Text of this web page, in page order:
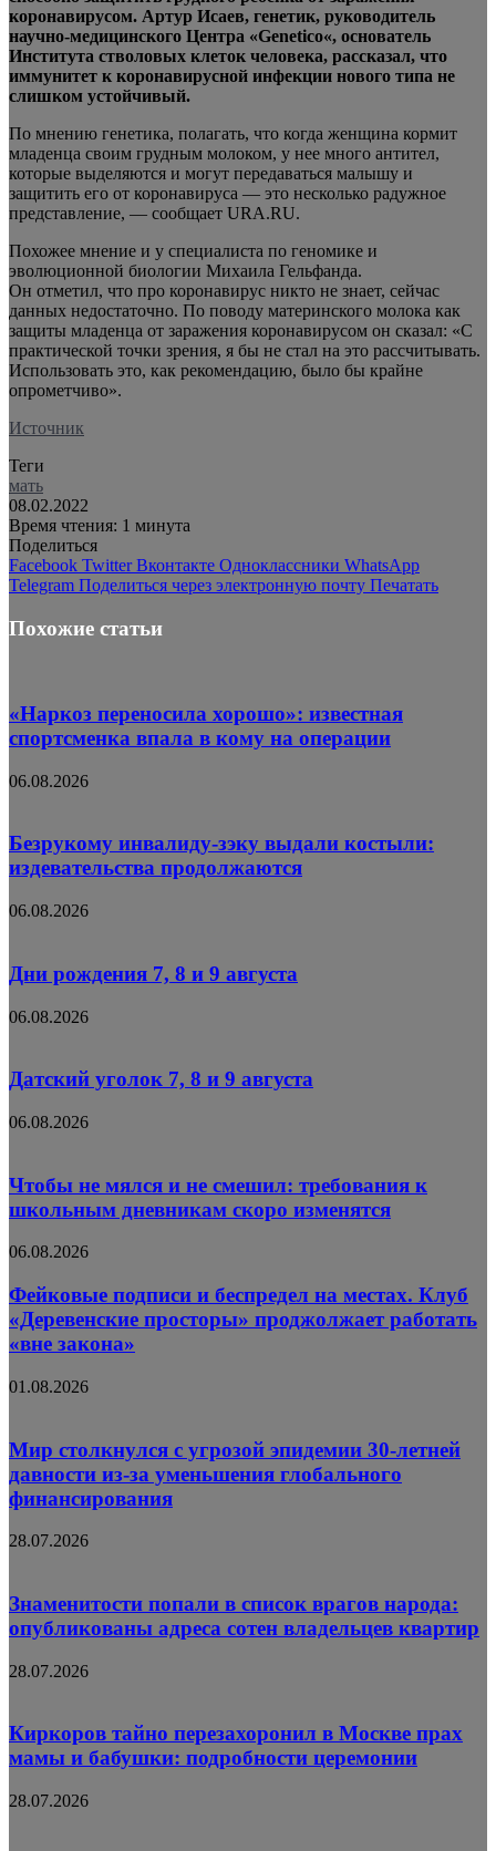
коронавирусом. Артур Исаев, генетик, руководитель
научно-медицинского Центра «Genetico«, основатель
Института стволовых клеток человека, рассказал, что
иммунитет к коронавирусной инфекции нового типа не
слишком устойчивый.
По мнению генетика, полагать, что когда женщина кормит
младенца своим грудным молоком, у нее много антител,
которые выделяются и могут передаваться малышу и
защитить его от коронавируса — это несколько радужное
представление, — сообщает URA.RU.
Похожее мнение и у специалиста по геномике и
эволюционной биологии Михаила Гельфанда.
Он отметил, что про коронавирус никто не знает, сейчас
данных недостаточно. По поводу материнского молока как
защиты младенца от заражения коронавирусом он сказал: «С
практической точки зрения, я бы не стал на это рассчитывать.
Использовать это, как рекомендацию, было бы крайне
опрометчиво».
Источник
Теги
мать
08.02.2022
Время чтения: 1 минута
Поделиться
Facebook Twitter Вконтакте Одноклассники WhatsApp
Telegram Поделиться через электронную почту Печатать
Похожие статьи
«Наркоз переносила хорошо»: известная
спортсменка впала в кому на операции
06.08.2026
Безрукому инвалиду-зэку выдали костыли:
издевательства продолжаются
06.08.2026
Дни рождения 7, 8 и 9 августа
06.08.2026
Датский уголок 7, 8 и 9 августа
06.08.2026
Чтобы не мялся и не смешил: требования к
школьным дневникам скоро изменятся
06.08.2026
Фейковые подписи и беспредел на местах. Клуб
«Деревенские просторы» проджолжает работать
«вне закона»
01.08.2026
Мир столкнулся с угрозой эпидемии 30-летней
давности из-за уменьшения глобального
финансирования
28.07.2026
Знаменитости попали в список врагов народа:
опубликованы адреса сотен владельцев квартир
28.07.2026
Киркоров тайно перезахоронил в Москве прах
мамы и бабушки: подробности церемонии
28.07.2026